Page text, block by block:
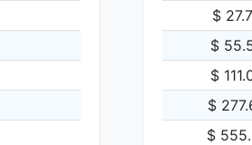
$
$
$
$
$